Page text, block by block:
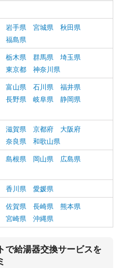
岩手県 宮城県
秋田県
福島県
栃木県 群馬県
埼玉県
東京都 神奈川県
富山県 石川県
福井県
長野県 岐阜県
静岡県
滋賀県 京都府
大阪府
奈良県 和歌山県
島根県 岡山県
広島県
香川県 愛媛県
佐賀県 長崎県
熊本県
宮崎県 沖縄県
で給湯器交換サービスを